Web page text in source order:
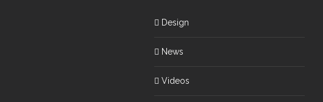
Design
News
Videos